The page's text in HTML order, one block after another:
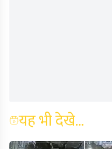
यह भी देखे...